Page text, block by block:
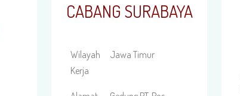
CABANG SURABAYA
Wilayah
Kerja
Jawa Timur